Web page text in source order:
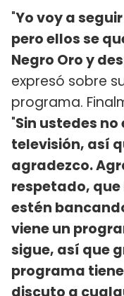
"Yo voy a
pero ellos se
Negro Oro y
expresó sobre
programa.
"Sin ustedes
televisión, así
agradezco.
respetado,
estén
viene un
sigue, así que
programa
discuto a